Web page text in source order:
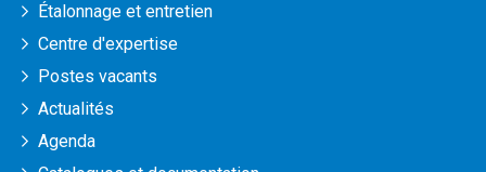
Étalonnage et entretien
Centre d'expertise
Postes vacants
Actualités
Agenda